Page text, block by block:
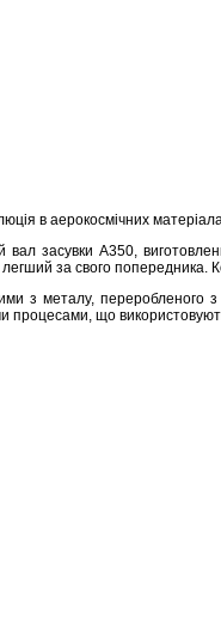
в аерокосмічних
вал засувки A350,
за свого попередника.
з металу,
процесами, що